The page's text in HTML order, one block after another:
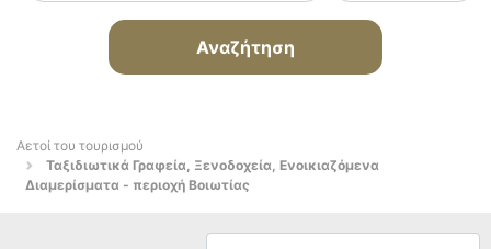
Αναζήτηση
Αετοί του τουρισμού
Ταξιδιωτικά Γραφεία, Ξενοδοχεία, Ενοικιαζόμενα
Διαμερίσματα - περιοχή Βοιωτίας